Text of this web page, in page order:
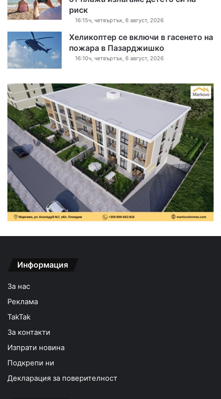
риск
16:15ч, четвъртък, 6 август, 2026
Хеликоптер се включи в гасенето на
пожара в Пазарджишко
16:10ч, четвъртък, 6 август, 2026
Информация
За нас
Реклама
TakTak
За контакти
Изпрати новина
Подкрепи ни
Декларация за поверителност